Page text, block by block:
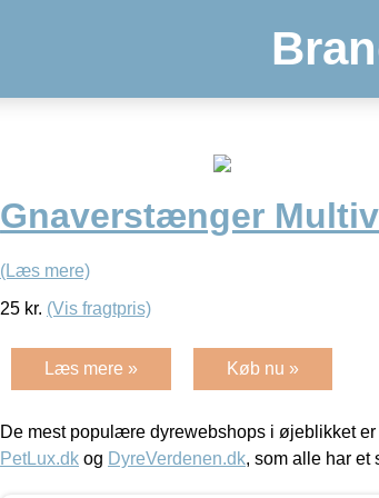
Gnaverstænger
(Læs mere)
25 kr. (Vis fragtpris)
Læs mere » Køb nu »
De mest populære dyrewebshops i øjeblikket er
PetLux.dk og DyreVerdenen.dk, som alle har et